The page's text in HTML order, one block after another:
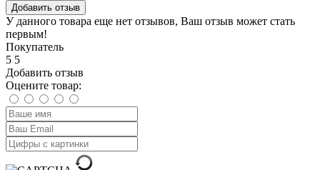
Добавить отзыв
У данного товара еще нет отзывов, Ваш отзыв может стать
первым!
Покупатель
5 5
Добавить отзыв
Оцените товар: